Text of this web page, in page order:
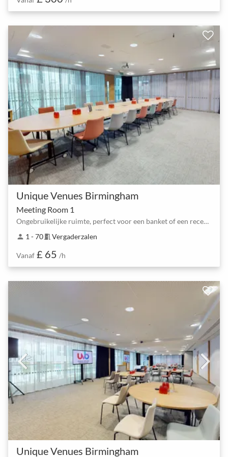
Unique Venues Birmingham
Meeting Room 1
Ongebruikelijke ruimte, perfect voor een banket of een receptie
person 1 - 70meeting_room Vergaderzalen
Vanaf £ 65 /h
Unique Venues Birmingham